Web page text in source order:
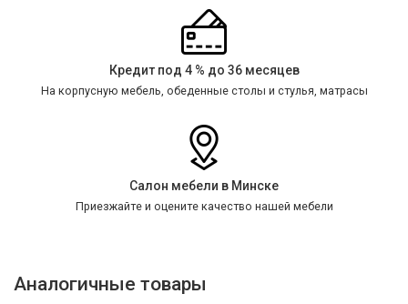
Кредит под 4 % до 36 месяцев
На корпусную мебель, обеденные столы и стулья, матрасы
Салон мебели в Минске
Приезжайте и оцените качество нашей мебели
Аналогичные товары